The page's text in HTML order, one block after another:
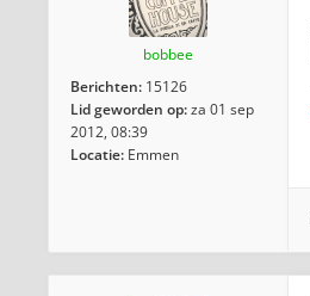
bobbee
Berichten: 15126
Lid geworden op:za 01 sep
2012, 08:39
Locatie: Emmen